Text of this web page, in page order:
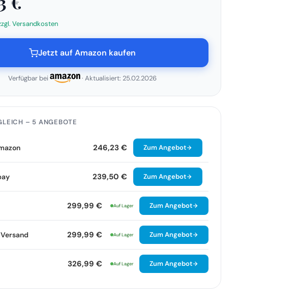
Versandkosten
Jetzt auf Amazon kaufen
Verfügbar bei · Aktualisiert: 25.02.2026
– 5 ANGEBOTE
246,23 € Zum Angebot
239,50 € Zum Angebot
299,99 € Auf Lager Zum Angebot
299,99 € Auf Lager Zum Angebot
326,99 € Auf Lager Zum Angebot